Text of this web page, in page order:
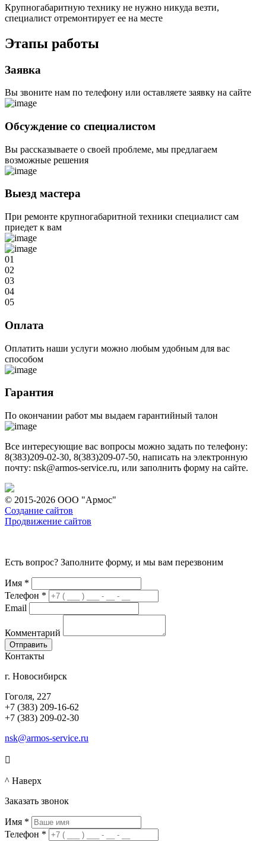
Крупногабаритную технику не нужно никуда везти,
специалист отремонтирует ее на месте
Этапы работы
Заявка
Вы звоните нам по телефону или оставляете заявку на сайте
Обсуждение со специалистом
Вы рассказываете о своей проблеме, мы предлагаем
возможные решения
Выезд мастера
При ремонте крупногабаритной техники специалист сам
приедет к вам
01
02
03
04
05
Оплата
Оплатить наши услуги можно любым удобным для вас
способом
Гарантия
По окончании работ мы выдаем гарантийный талон
Все интересующие вас вопросы можно задать по телефону:
8(383)209-02-30, 8(383)209-07-50, написать на электронную
почту: nsk@armos-service.ru, или заполнить форму на сайте.
© 2015-2026 ООО "Армос"
Создание сайтов
Продвижение сайтов
Есть вопрос? Заполните форму, и мы вам перезвоним
Имя *
Телефон *
Email
Комментарий
Контакты
г. Новосибирск
Гоголя, 227
+7 (383) 209-16-62
+7 (383) 209-02-30
nsk@armos-service.ru

^ Наверх
Заказать звонок
Имя *
Телефон *